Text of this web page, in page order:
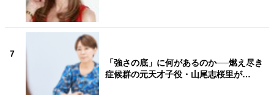
7
「強さの底」に何があるのか──燃え尽き
症候群の元天才子役・山尾志桜里が…